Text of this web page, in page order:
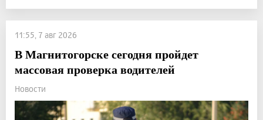
11:55, 7 авг 2026
В Магнитогорске сегодня пройдет
массовая проверка водителей
Новости